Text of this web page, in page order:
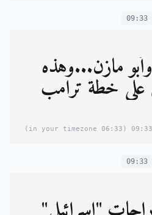
09:33
مازن...وهذه
خطة ترامب
09:33
(06:33 in your timezone)
09:33